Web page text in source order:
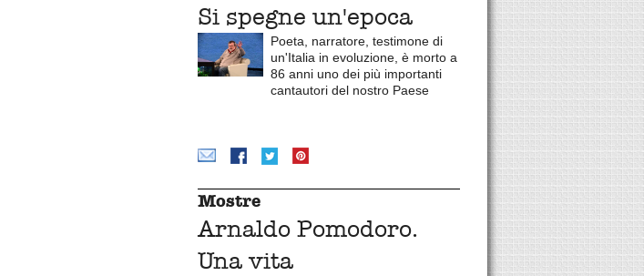
Si spegne un'epoca
Poeta, narratore, testimone di
un'Italia in evoluzione, è morto a
86 anni uno dei più importanti
cantautori del nostro Paese
Mostre
Arnaldo Pomodoro.
Una vita